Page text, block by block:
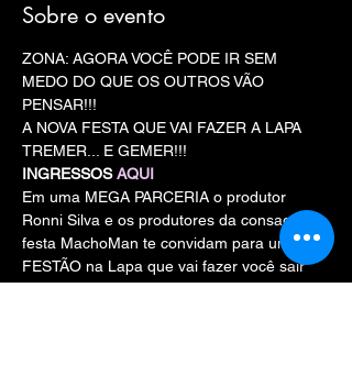
Sobre o evento
ZONA: AGORA VOCÊ PODE IR SEM
MEDO DO QUE OS OUTROS VÃO
PENSAR!!!
A NOVA FESTA QUE VAI FAZER A LAPA
TREMER... E GEMER!!!
INGRESSOS AQUI
Em uma MEGA PARCERIA o produtor
Ronni Silva e os produtores da consagrada
festa MachoMan te convidam para um
FESTÃO na Lapa que vai fazer você sair